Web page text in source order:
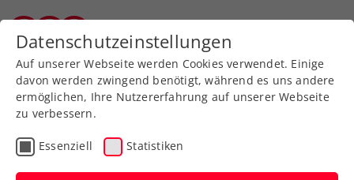
Zurück zur Newsübersicht
Turniere
Road to Erste Bank Open:
Datenschutzeinstellungen
Auf unserer Webseite werden Cookies verwendet. Einige
davon werden zwingend benötigt, während es uns andere
ermöglichen, Ihre Nutzererfahrung auf unserer Webseite
zu verbessern.
Essenziell Statistiken